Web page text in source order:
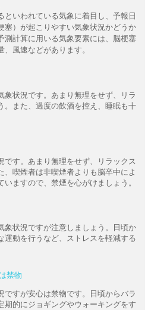
といわれている気象に着目し、予報日
塞）が起こりやすい気象状況かどうか
測計算に用いる気象要素には、脳梗塞
風速などがあります。
象状況です。あまり無理をせず、リラ
。また、過度の飲酒を控え、睡眠も十
です。あまり無理をせず、リラックス
、喫煙者は非喫煙者よりも脳卒中によ
ますので、禁煙を心がけましょう。
象状況ですが注意しましょう。日頃か
運動を行うなど、ストレスを軽減する
禁物
ですが安心は禁物です。日頃からバラ
期的にジョギングやウォーキングをす